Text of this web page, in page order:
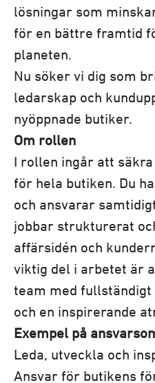
lösningar som
för en bättre framtid
planeten.
Nu söker vi dig som
ledarskap och
nyöppnade butiker.
Om rollen
I rollen ingår att
för hela butiken. Du
och ansvarar
jobbar strukturerat
affärsidén och
viktig del i arbetet är
team med fullständigt
och en inspirerande
Exempel på
Leda, utveckla och
Ansvar för butikens